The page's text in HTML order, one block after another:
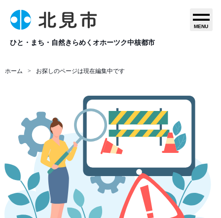
ひと・まち・自然きらめくオホーツク中核都市
MENU
ホーム お探しのページは現在編集中です